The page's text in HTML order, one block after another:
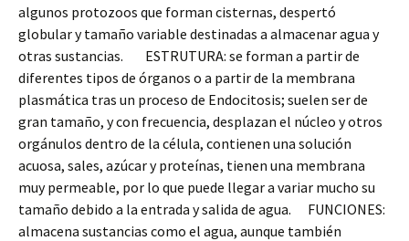
algunos protozoos que forman cisternas, despertó
globular y tamaño variable destinadas a almacenar agua y
otras sustancias. ESTRUTURA: se forman a partir de
diferentes tipos de órganos o a partir de la membrana
plasmática tras un proceso de Endocitosis; suelen ser de
gran tamaño, y con frecuencia, desplazan el núcleo y otros
orgánulos dentro de la célula, contienen una solución
acuosa, sales, azúcar y proteínas, tienen una membrana
muy permeable, por lo que puede llegar a variar mucho su
tamaño debido a la entrada y salida de agua. FUNCIONES:
almacena sustancias como el agua, aunque también